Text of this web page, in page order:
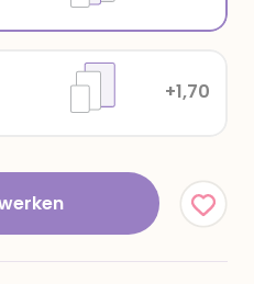
+1,70